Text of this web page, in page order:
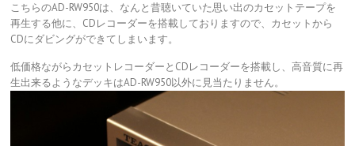
こちらのAD-RW950は、なんと昔聴いていた思い出のカセットテープを
再生する他に、CDレコーダーを搭載しておりますので、カセットから
CDにダビングができてしまいます。
低価格ながらカセットレコーダーとCDレコーダーを搭載し、高音質に再
生出来るようなデッキはAD-RW950以外に見当たりません。